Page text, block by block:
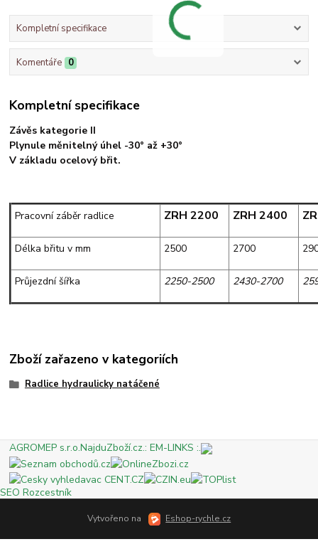
Kompletní specifikace
Komentáře 0
Kompletní specifikace
Závěs kategorie II
Plynule měnitelný úhel -30° až +30°
V základu ocelový břit.
Pracovní záběr radlice ZRH 2200 ZRH 2400
Délka břitu v mm 2500 2700
Průjezdní šířka 2250-2500 2430-2700
Zboží zařazeno v kategoriích
Radlice hydraulicky natáčené
AGROMEP s.r.o.NajduZboží.cz.: EM-LINKS :.
SEO Rozcestník
Vytvořeno na Eshop-rychle.cz